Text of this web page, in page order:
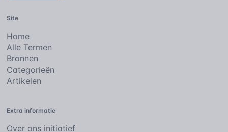
Site
Home
Alle Termen
Bronnen
Categorieën
Artikelen
Extra informatie
Over ons initiatief